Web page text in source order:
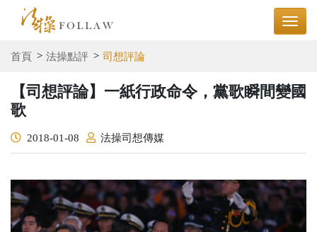
首頁 法操點評 司想評論
【司想評論】一紙行政命令，黨歌瞬間變國
歌
2018-01-08 法操司想傳媒